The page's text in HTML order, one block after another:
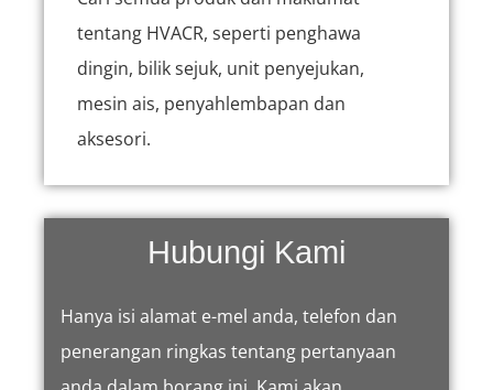
tentang HVACR, seperti penghawa
dingin, bilik sejuk, unit penyejukan,
mesin ais, penyahlembapan dan
aksesori.
Hubungi Kami
Hanya isi alamat e-mel anda, telefon dan
penerangan ringkas tentang pertanyaan